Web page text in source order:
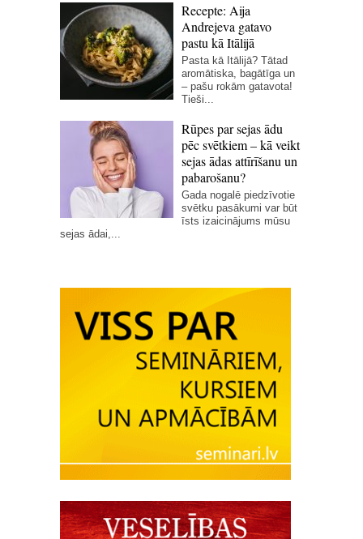
Recepte: Aija
Andrejeva gatavo
pastu kā Itālijā
Pasta kā Itālijā? Tātad
aromātiska, bagātīga un
– pašu rokām gatavota!
Tieši...
Rūpes par sejas ādu
pēc svētkiem – kā veikt
sejas ādas attīrīšanu un
pabarošanu?
Gada nogalē piedzīvotie
svētku pasākumi var būt
īsts izaicinājums mūsu
sejas ādai,...